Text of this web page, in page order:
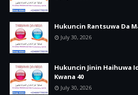
Hukuncin Rantsuwa Da
July 30, 2026
Hukuncin Jinin Haihuwa
Kwana 40
July 30, 2026